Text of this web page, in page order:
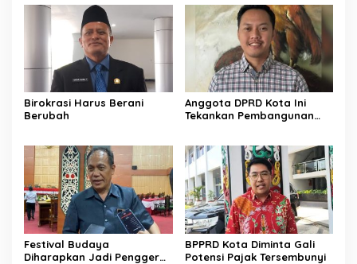
Birokrasi Harus Berani
Berubah
Anggota DPRD Kota Ini
Tekankan Pembangunan
Festival Budaya
Diharapkan Jadi Penggerak
BPPRD Kota Diminta Gali
Potensi Pajak Tersembunyi